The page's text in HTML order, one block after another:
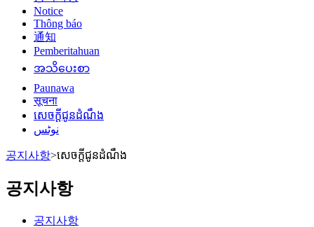
Notice
Thông báo
通知
Pemberitahuan
အသိပေးစာ
Paunawa
सूचना
សេចក្តីជូនដំណឹង
نوٹس
공지사항>សេចក្តីជូនដំណឹង
공지사항
공지사항